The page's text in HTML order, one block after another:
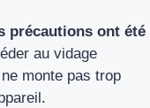
précautions ont été
au vidage
monte pas trop